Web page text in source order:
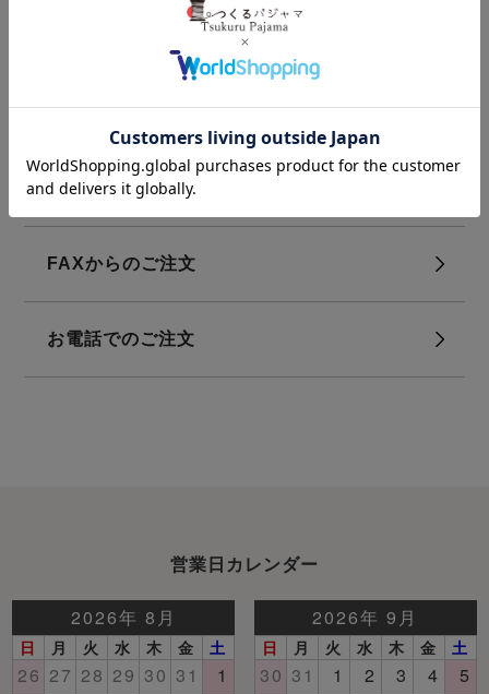
ご質問・お問い合わせ
よくあるご質問
メール問い合わせフォーム
FAXからのご注文
お電話でのご注文
営業日カレンダー